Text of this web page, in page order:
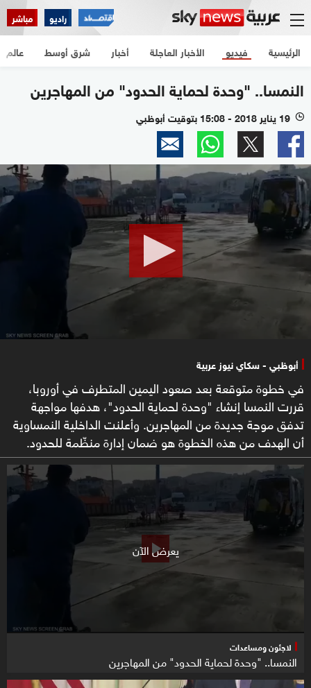
راديو مباشر
الرئيسية الأخبار العاجلة أخبار شرق أوسط عالم فيديو
النمسا.. "وحدة لحماية الحدود" من المهاجرين
l 19 يناير 2018 - 15:08 بتوقيت أبوظبي
seconds
of
0
أبوظبي - سكاي نيوز عربية
في خطوة متوقعة بعد صعود اليمين المتطرف في أوروبا،
قررت النمسا إنشاء "وحدة لحماية الحدود"، هدفها مواجهة
تدفق موجة جديدة من المهاجرين. وأعلنت الداخلية النمساوية
أن الهدف من هذه الخطوة هو ضمان إدارة منظّمة للحدود.
يعرض الآن
لاجئون ومساعدات
النمسا.. "وحدة لحماية الحدود" من المهاجرين